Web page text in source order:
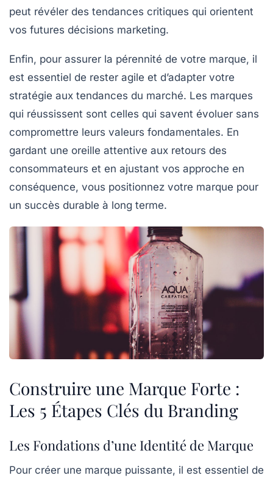
peut révéler des tendances critiques qui orientent
vos futures décisions marketing.
Enfin, pour assurer la pérennité de votre marque, il
est essentiel de rester agile et d’adapter votre
stratégie aux tendances du marché. Les marques
qui réussissent sont celles qui savent évoluer sans
compromettre leurs valeurs fondamentales. En
gardant une oreille attentive aux retours des
consommateurs et en ajustant vos approche en
conséquence, vous positionnez votre marque pour
un succès durable à long terme.
Construire une Marque Forte :
Les 5 Étapes Clés du Branding
Les Fondations d’une Identité de Marque
Pour créer une marque puissante, il est essentiel de